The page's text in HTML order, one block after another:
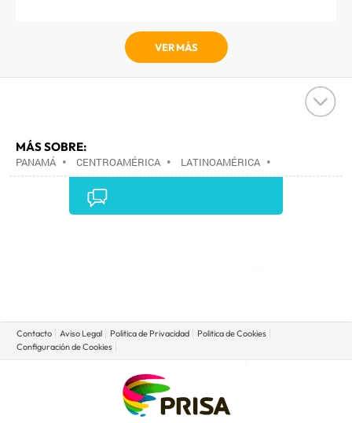
VER MÁS
MÁS SOBRE:
PANAMÁ • CENTROAMÉRICA • LATINOAMÉRICA •
•
Contacto Aviso Legal Politica de Privacidad
Politica de Cookies
Configuración de Cookies